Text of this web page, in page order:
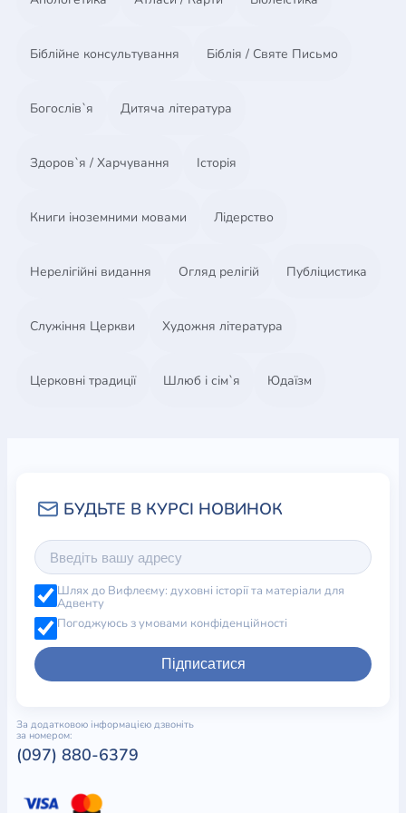
Біблійне консультування Біблія / Святе Письмо
Богослів`я Дитяча література
Здоров`я / Харчування Історія
Книги іноземними мовами Лідерство
Нерелігійні видання Огляд релігій Публіцистика
Служіння Церкви Художня література
Церковні традиції Шлюб і сім`я Юдаїзм
Шлях до Вифлеєму: духовні історії та матеріали для
Адвенту
Погоджуюсь з умовами конфіденційності
Підписатися
За додатковою інформацією дзвоніть
за номером:
(097) 880-6379